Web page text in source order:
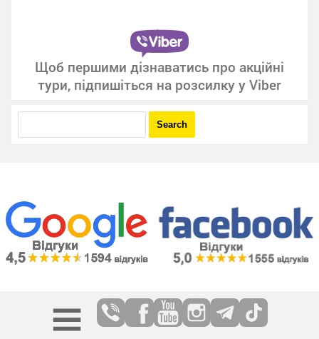
Щоб першими дізнаватись про акційні
тури, підпишіться на розсилку у Viber